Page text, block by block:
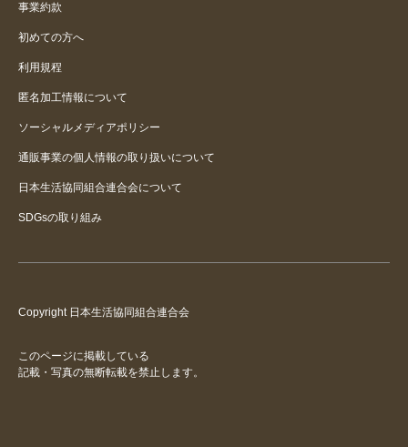
事業約款
初めての方へ
利用規程
匿名加工情報について
ソーシャルメディアポリシー
通販事業の個人情報の取り扱いについて
日本生活協同組合連合会について
SDGsの取り組み
Copyright 日本生活協同組合連合会
このページに掲載している
記載・写真の無断転載を禁止します。